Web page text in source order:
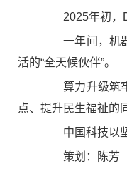
2025年初，
一年间，机器
活的“全天候伙伴”。
算力升级筑牢
点、提升民生福祉的
中国科技以坚
策划：陈芳